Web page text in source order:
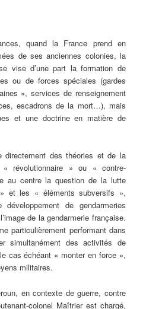
quand la France prend en
de ses anciennes colonies, la
vise d’une part la formation de
ou de forces spéciales (gardes
», services de renseignement
escadrons de la mort…), mais
et une doctrine en matière de
directement des théories et de la
révolutionnaire » ou « contre-
au centre la question de la lutte
et les « éléments subversifs »,
de gendarmeries
de la gendarmerie française.
particulièrement performant dans
simultanément des activités de
cas échéant « monter en force »,
militaires.
en contexte de guerre, contre
colonel Maîtrier est chargé,